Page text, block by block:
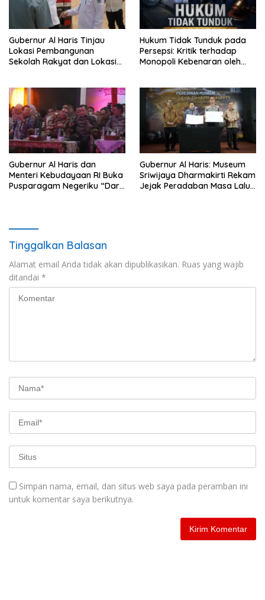
Gubernur Al Haris Tinjau
Lokasi Pembangunan
Sekolah Rakyat dan Lokasi
Hukum Tidak Tunduk pada
Persepsi: Kritik terhadap
Monopoli Kebenaran oleh
Gubernur Al Haris dan
Menteri Kebudayaan RI Buka
Pusparagam Negeriku “Dari
Gubernur Al Haris: Museum
Sriwijaya Dharmakirti Rekam
Jejak Peradaban Masa Lalu
Tinggalkan Balasan
Alamat email Anda tidak akan dipublikasikan. Ruas yang wajib
ditandai *
Simpan nama, email, dan situs web saya pada peramban ini
untuk komentar saya berikutnya.